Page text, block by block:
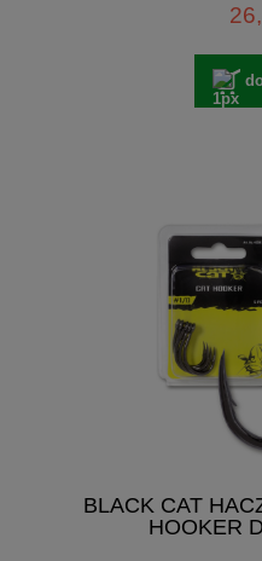
BLACK CAT
HOOKER